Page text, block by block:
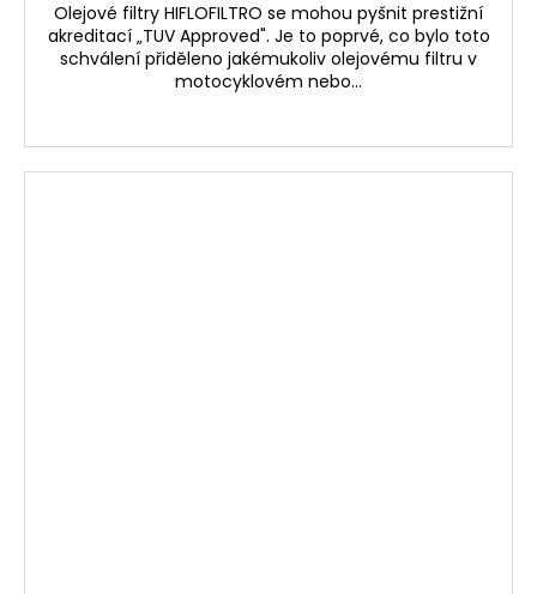
Olejové filtry HIFLOFILTRO se mohou pyšnit prestižní
akreditací „TUV Approved". Je to poprvé, co bylo toto
schválení přiděleno jakémukoliv olejovému filtru v
motocyklovém nebo...